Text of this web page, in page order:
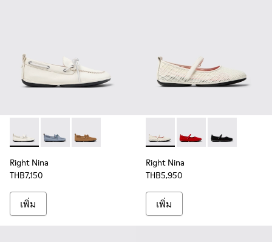
Right Nina - K201848-004 - รองเท้าบัลเลริน่าหนังสีขาวสําห
Right Nina - K201848-005 - รองเท้าบัลเลริน่าหนังสีน้ํ
Right Nina - K201848-003
Right Nina
THB7,150
เพิ่ม
Right Nina - K201402-010
Right Nina -Right Nina -
Right Nina
THB5,950
เพิ่ม